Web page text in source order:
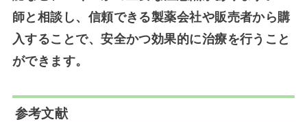
師と相談し、信頼できる製薬会社や販売者から購
入することで、安全かつ効果的に治療を行うこと
ができます。
参考文献